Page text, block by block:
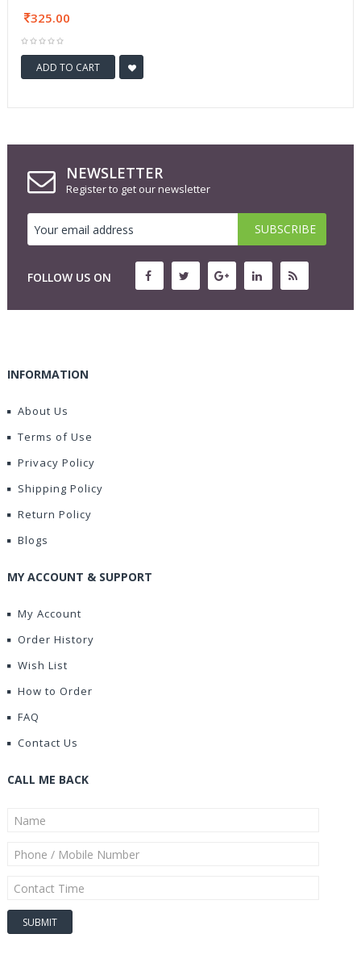
325.00
ADD TO CART
NEWSLETTER
Register to get our newsletter
FOLLOW US ON
INFORMATION
About Us
Terms of Use
Privacy Policy
Shipping Policy
Return Policy
Blogs
MY ACCOUNT & SUPPORT
My Account
Order History
Wish List
How to Order
FAQ
Contact Us
CALL ME BACK